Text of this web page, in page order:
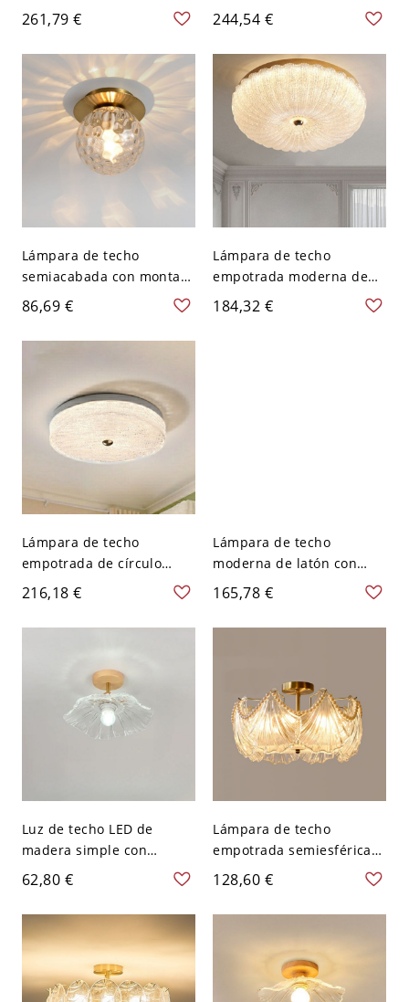
de vidrio de agua dorado
moderno - 110 A 120 V 4
Transparente
261,79 €
elegante con pantallas de
vidrio transparente - 110
A 120 V 40,64 cm Estilo 1
244,54 €
Lámpara de techo
semiacabada con montaje
en semiempotrado de
aleación aurea con bi-pin
de 1 luz y pantalla de
110V-120V, transparente
86,69 €
Lámpara de techo
empotrada moderna de
metal dorado geométrico
con pantalla de vidrio
184,32 €
Lámpara de techo
empotrada de círculo
plateado con pantalla de
vidrio transparente de
agua - 110 A 120 V 40,64
216,18 €
Lámpara de techo
moderna de latón con
montaje semiempotrado y
pantallas de vidrio
transparente con agua -
165,78 €
Luz de techo LED de
madera simple con
pantalla de vidrio
transparente - Madera
110 A 120 V 27,94 cm
62,80 €
Lámpara de techo
empotrada semiesférica
de geometría dorada
elegante con pantalla de
vidrio para decoración
A 120 V 45,72 cm perla
Transparente
128,60 €